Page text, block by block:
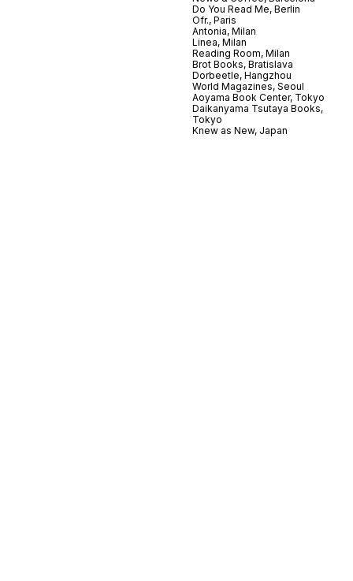
Do You Read Me, Berlin
Ofr., Paris
Antonia, Milan
Linea, Milan
Reading Room, Milan
Brot Books, Bratislava
Dorbeetle, Hangzhou
World Magazines, Seoul
Aoyama Book Center, Tokyo
Daikanyama Tsutaya Books,
Tokyo
Knew as New, Japan